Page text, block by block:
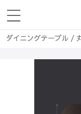
ダイニングテーブル /